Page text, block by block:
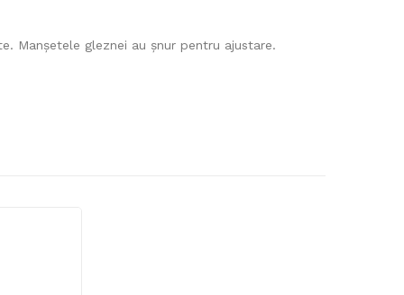
Manșetele gleznei au șnur pentru ajustare.